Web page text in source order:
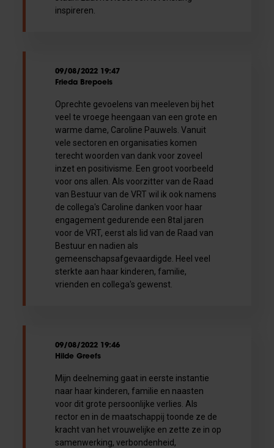
inspireren.
09/08/2022 19:47
Frieda Brepoels
Oprechte gevoelens van meeleven bij het
veel te vroege heengaan van een grote en
warme dame, Caroline Pauwels. Vanuit
vele sectoren en organisaties komen
terecht woorden van dank voor zoveel
inzet en positivisme. Een groot voorbeeld
voor ons allen. Als voorzitter van de Raad
van Bestuur van de VRT wil ik ook namens
de collega's Caroline danken voor haar
engagement gedurende een 8tal jaren
voor de VRT, eerst als lid van de Raad van
Bestuur en nadien als
gemeenschapsafgevaardigde. Heel veel
sterkte aan haar kinderen, familie,
vrienden en collega's gewenst.
09/08/2022 19:46
Hilde Greefs
Mijn deelneming gaat in eerste instantie
naar haar kinderen, familie en naasten
voor dit grote persoonlijke verlies. Als
rector en in de maatschappij toonde ze de
kracht van het vrouwelijke en zette ze in op
samenwerking, verbondenheid,